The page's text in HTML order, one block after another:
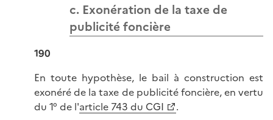
c. Exonération de la taxe de
publicité foncière
190
En toute hypothèse, le bail à construction est
exonéré de la taxe de publicité foncière, en vertu
du 1° de l'article 743 du CGI .